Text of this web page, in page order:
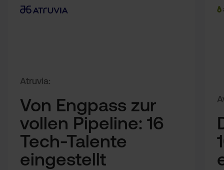
Atruvia:
Von Engpass zur
vollen Pipeline: 16
Tech-Talente
eingestellt